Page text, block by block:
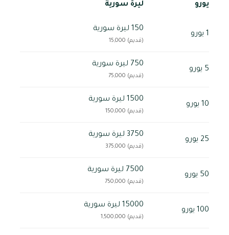
يورو ليرة سورية
1 يورو
150 ليرة سورية
(قديم) 15,000
5 يورو
750 ليرة سورية
(قديم) 75,000
10 يورو
1500 ليرة سورية
(قديم) 150,000
25 يورو
3750 ليرة سورية
(قديم) 375,000
50 يورو
7500 ليرة سورية
(قديم) 750,000
100 يورو
15000 ليرة سورية
(قديم) 1,500,000